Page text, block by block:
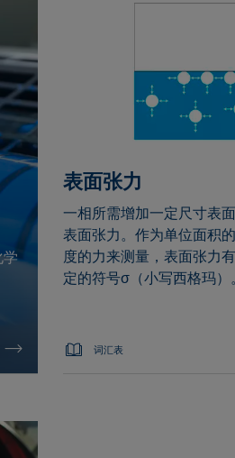
学
表面张力
一相所需增加一定尺寸表
表面张力。作为单位面积
度的力来测量，表面张力
定的符号σ（小写西格玛）。
词汇表